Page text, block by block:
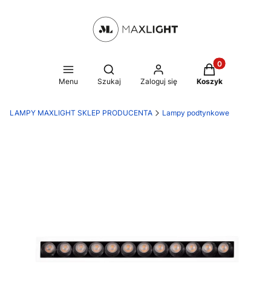
Menu
Otwórz wyszukiwarkę
Szukaj Zaloguj się
Produkty w
Koszyk
LAMPY MAXLIGHT SKLEP PRODUCENTA Lampy podtynkowe